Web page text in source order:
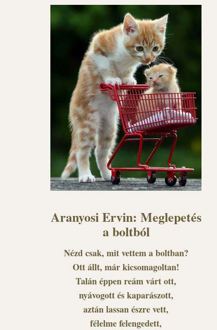
Aranyosi Ervin: Meglepetés
a boltból
Nézd csak, mit vettem a boltban?
Ott állt, már kicsomagoltan!
Talán éppen reám várt ott,
nyávogott és kaparászott,
aztán lassan észre vett,
félelme felengedett,